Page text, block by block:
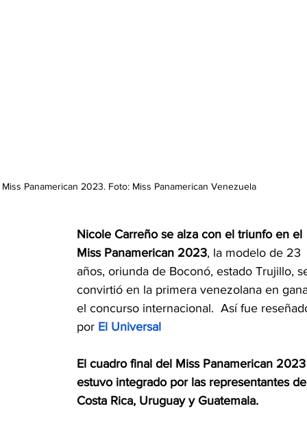
Panamerican 2023. Foto: Miss Panamerican Venezuela
Nicole Carreño se alza con el triunfo en el
Miss Panamerican 2023, la modelo de 23
años, oriunda de Boconó, estado Trujillo,
convirtió en la primera venezolana en
el concurso internacional.  Así fue
por El Universal
El cuadro final del Miss Panamerican
estuvo integrado por las representantes
Costa Rica, Uruguay y Guatemala.